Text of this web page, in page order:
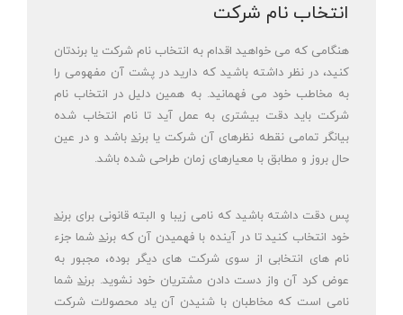
انتخاب نام شرکت
هنگامی که می خواهید اقدام به انتخاب نام شرکت یا برندتان
کنید، در نظر داشته باشید که دارید در پشت آن مفهومی را
به مخاطب خود می فهمانید. به همین دلیل در انتخاب نام
شرکت باید دقت بیشتری به عمل آید تا نام انتخاب شده
بیانگر تمامی نقطه نظرهای آن شرکت یابرندباشد و در عین
حال بروز و مطابق با معیارهای زمان طراحی شده باشد.
پس دقت داشته باشید که نامی زیبا و البته قانونی برای برند
خود انتخاب کنید تا در آینده با فهمیدن آن کهبرندشما جزء
نام های انتخابی از سوی شرکت های دیگر بوده، مجبور به
عوض کرد آن واز دست دادن مشتریان خود نشوید. برندشما
نامی است که مخاطبان با شنیدن آن یاد محصولات شرکت